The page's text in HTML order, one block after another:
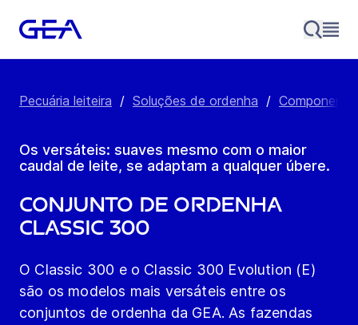
Pecuária leiteira / Soluções de ordenha /
Os versáteis: suaves mesmo com o maior
caudal de leite, se adaptam a qualquer úbere.
Conjunto de ordenha
Classic 300​
O Classic 300 e o Classic 300 Evolution (E)
são os modelos mais versáteis entre os
conjuntos de ordenha da GEA. As fazendas